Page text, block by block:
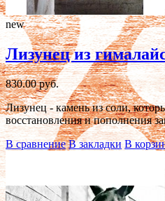
new
Лизунец из
830.00 руб.
Лизунец - камень из соли,
восстановления и пополнения
В сравнение В закладки В